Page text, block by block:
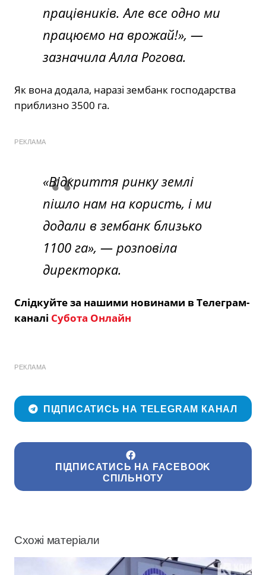
працівників. Але все одно ми
працюємо на врожай!», —
зазначила Алла Рогова.
Як вона додала, наразі зембанк господарства
приблизно 3500 га.
РЕКЛАМА
«Відкриття ринку землі
пішло нам на користь, і ми
додали в зембанк близько
1100 га», — розповіла
директорка.
Слідкуйте за нашими новинами в Телеграм-
каналі Субота Онлайн
РЕКЛАМА
ПІДПИСАТИСЬ НА TELEGRAM КАНАЛ
ПІДПИСАТИСЬ НА FACEBOOK
СПІЛЬНОТУ
Схожі матеріали